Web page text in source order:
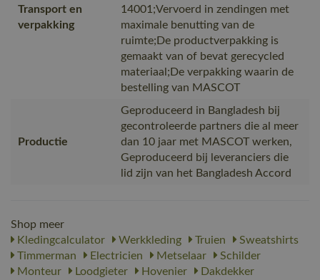
Transport en
verpakking
14001;Vervoerd in zendingen met
maximale benutting van de
ruimte;De productverpakking is
gemaakt van of bevat gerecycled
materiaal;De verpakking waarin de
bestelling van MASCOT
Productie
Geproduceerd in Bangladesh bij
gecontroleerde partners die al meer
dan 10 jaar met MASCOT werken,
Geproduceerd bij leveranciers die
lid zijn van het Bangladesh Accord
Shop meer
Kledingcalculator
Werkkleding Truien
Sweatshirts
Timmerman
Electricien Metselaar
Schilder
Monteur
Loodgieter Hovenier
Dakdekker